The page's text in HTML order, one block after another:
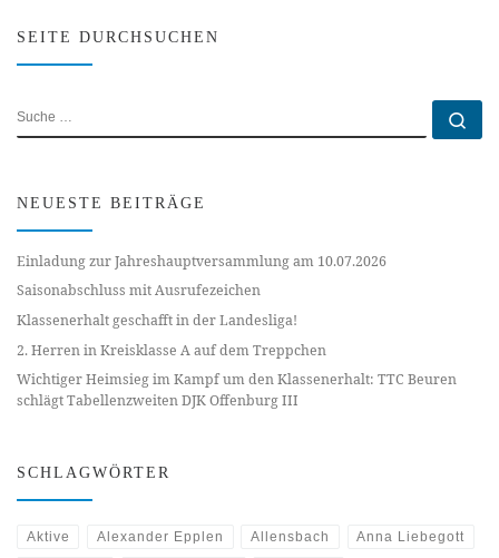
SEITE DURCHSUCHEN
SUCHE
NEUESTE BEITRÄGE
Einladung zur Jahreshauptversammlung am 10.07.2026
Saisonabschluss mit Ausrufezeichen
Klassenerhalt geschafft in der Landesliga!
2. Herren in Kreisklasse A auf dem Treppchen
Wichtiger Heimsieg im Kampf um den Klassenerhalt: TTC Beuren
schlägt Tabellenzweiten DJK Offenburg III
SCHLAGWÖRTER
Aktive Alexander Epplen Allensbach Anna Liebegott